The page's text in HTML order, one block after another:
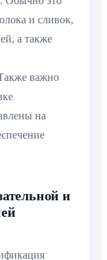
и сливок,
а также
важно
на
и